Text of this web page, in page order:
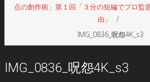
点の創作術」第１回「３分の短編でプロ監
由」
IMG_0836_呪怨4K_s3
IMG_0836_呪怨4K_s3